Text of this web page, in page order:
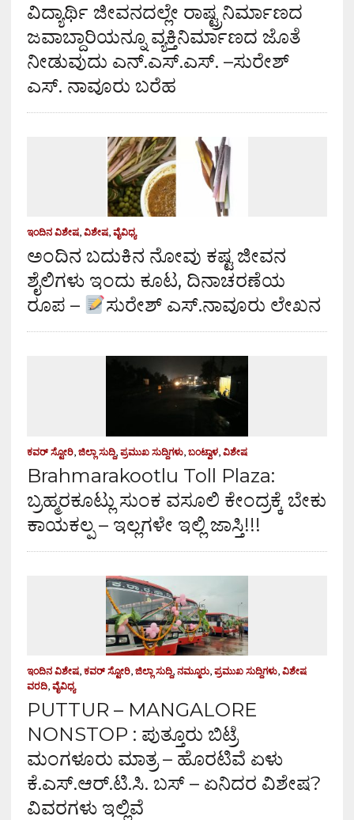
ವಿದ್ಯಾರ್ಥಿ ಜೀವನದಲ್ಲೇ ರಾಷ್ಟ್ರನಿರ್ಮಾಣದ
ಜವಾಬ್ದಾರಿಯನ್ನೂ ವ್ಯಕ್ತಿನಿರ್ಮಾಣದ ಜೊತೆ
ನೀಡುವುದು ಎನ್.ಎಸ್.ಎಸ್. –ಸುರೇಶ್
ಎಸ್. ನಾವೂರು ಬರೆಹ
ಇಂದಿನ ವಿಶೇಷ, ವಿಶೇಷ, ವೈವಿಧ್ಯ
ಅಂದಿನ ಬದುಕಿನ ನೋವು ಕಷ್ಟ ಜೀವನ
ಶೈಲಿಗಳು ಇಂದು ಕೂಟ, ದಿನಾಚರಣೆಯ
ರೂಪ –
ಸುರೇಶ್ ಎಸ್.ನಾವೂರು ಲೇಖನ
ಕವರ್ ಸ್ಟೋರಿ, ಜಿಲ್ಲಾ ಸುದ್ದಿ, ಪ್ರಮುಖ ಸುದ್ದಿಗಳು, ಬಂಟ್ವಾಳ, ವಿಶೇಷ
Brahmarakootlu Toll Plaza:
ಬ್ರಹ್ಮರಕೂಟ್ಲು ಸುಂಕ ವಸೂಲಿ ಕೇಂದ್ರಕ್ಕೆ ಬೇಕು
ಕಾಯಕಲ್ಪ – ಇಲ್ಲಗಳೇ ಇಲ್ಲಿ ಜಾಸ್ತಿ!!!
ಇಂದಿನ ವಿಶೇಷ, ಕವರ್ ಸ್ಟೋರಿ, ಜಿಲ್ಲಾ ಸುದ್ದಿ, ನಮ್ಮೂರು, ಪ್ರಮುಖ ಸುದ್ದಿಗಳು, ವಿಶೇಷ
ವರದಿ, ವೈವಿಧ್ಯ
PUTTUR – MANGALORE
NONSTOP : ಪುತ್ತೂರು ಬಿಟ್ರೆ
ಮಂಗಳೂರು ಮಾತ್ರ – ಹೊರಟಿವೆ ಏಳು
ಕೆ.ಎಸ್.ಆರ್.ಟಿ.ಸಿ. ಬಸ್ – ಏನಿದರ ವಿಶೇಷ?
ವಿವರಗಳು ಇಲ್ಲಿವೆ